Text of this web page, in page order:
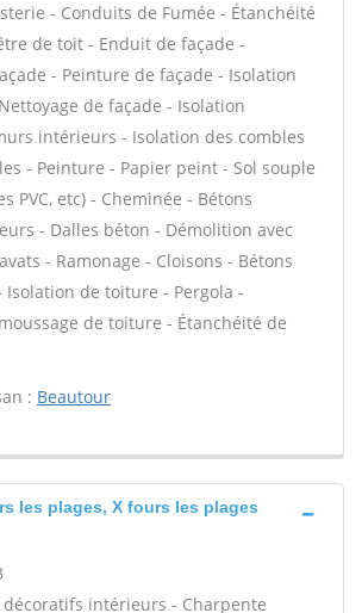
- Conduits de Fumée - Étanchéité
de toit - Enduit de façade -
- Peinture de façade - Isolation
de façade - Isolation
intérieurs - Isolation des combles
- Peinture - Papier peint - Sol souple
PVC, etc) - Cheminée - Bétons
- Dalles béton - Démolition avec
- Ramonage - Cloisons - Bétons
Isolation de toiture - Pergola -
de toiture - Étanchéité de
: Beautour
les plages, X fours les plages
décoratifs intérieurs - Charpente